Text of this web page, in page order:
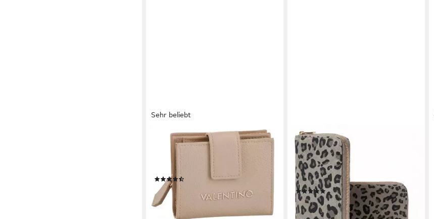
Sehr beliebt
VALENTINO BAGS
Geldbörse ALEXIA, Damen
Portemonnaie, Geldbeutel, Money
Pocket mit Münzfach
49,50 €
-10%
lieferbar - in 1-2 Werktagen bei dir
MILLYMILK
Geldbörse SAVANA LARGE – große
Damen-Geldbörse im Leo-Design in
Wildlederoptik, Große Damenbörse
in Leo-Wildlederoptik
(4)
39,90 € UVP49,99 €
-20%